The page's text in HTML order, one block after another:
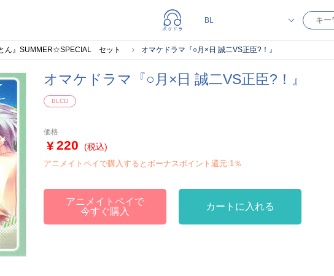
ん』SUMMER☆SPECIAL セット オマケドラマ『○月×日 誠二VS正臣?！』
オマケドラマ『○月×日 誠二VS正臣?！』
BLCD
価格
220 (税込)
アニメイトペイで購入するとボーナスポイント還元:1％
アニメイトペイで
今すぐ購入
カートに入れる